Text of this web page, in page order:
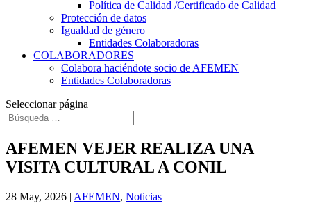
Política de Calidad /Certificado de Calidad
Protección de datos
Igualdad de género
Entidades Colaboradoras
COLABORADORES
Colabora haciéndote socio de AFEMEN
Entidades Colaboradoras
Seleccionar página
AFEMEN VEJER REALIZA UNA
VISITA CULTURAL A CONIL
28 May, 2026 | AFEMEN, Noticias